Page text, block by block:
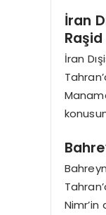
İran
İran